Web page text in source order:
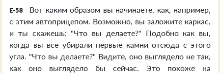
E-58
Вот каким образом вы начинаете, как, например,
с этим автоприцепом. Возможно, вы заложите каркас,
и ты скажешь: "Что вы делаете?" Подобно как вы,
когда вы все убирали первые камни отсюда с этого
угла. "Что вы делаете?" Видите, оно выглядело не так,
как оно выглядело бы сейчас. Это похоже на